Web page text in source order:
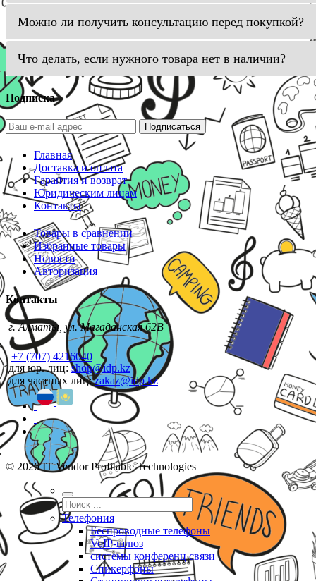
Можно ли получить консультацию перед покупкой?
Что делать, если нужного товара нет в наличии?
Подписка
Подписаться
Главная
Доставка и оплата
Гарантия и возврат
Юридическим лицам
Контакты
Товары в сравнении
Избранные товары
Новости
Авторизация
Контакты
г. Алматы, ул. Магаданская 62В
+7 (707) 4216040
для юр. лиц:shop@idp.kz
для частных лиц:zakaz@idp.kz
© 2026 IT Vendor Profitable Technologies
Телефония
Беспроводные телефоны
VoIP-шлюз
системы конференц связи
Спикерфоны